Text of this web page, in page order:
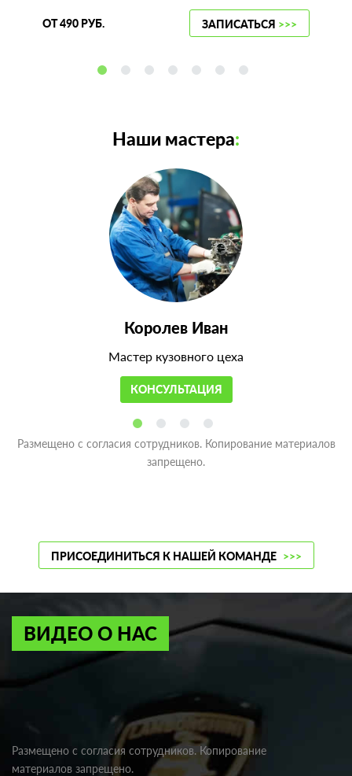
ОТ 490 РУБ. ЗАПИСАТЬСЯ >>>
Наши мастера:
Королев Иван
Мастер кузовного цеха
КОНСУЛЬТАЦИЯ
Размещено с согласия сотрудников. Копирование материалов
запрещено.
ПРИСОЕДИНИТЬСЯ К НАШЕЙ КОМАНДЕ >>>
ВИДЕО О НАС
Размещено с согласия сотрудников. Копирование
материалов запрещено.